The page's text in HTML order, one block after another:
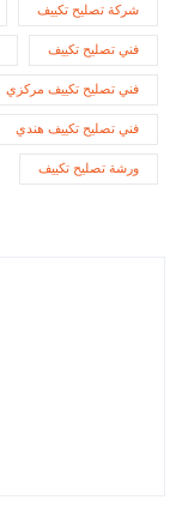
شركة تصليح تكييف
فني تصليح تكييف
فني تصليح تكييف مركزي
فني تصليح تكييف هندي
ورشة تصليح تكييف